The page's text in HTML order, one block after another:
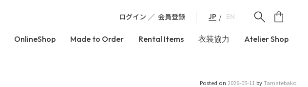
ログイン 会員登録 JP EN
OnlineShop Made to Order Rental Items 衣装協力 Atelier Shop
Posted on 2026-05-11 byTamatebako